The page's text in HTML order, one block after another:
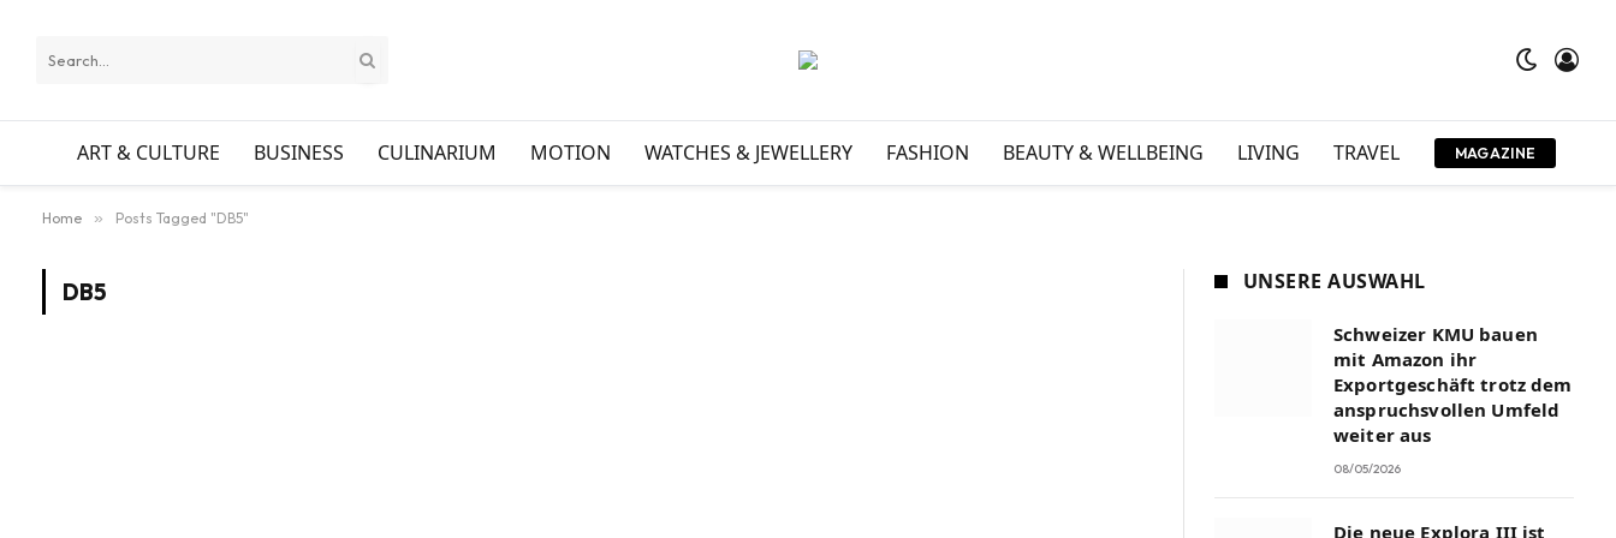
ART & CULTURE BUSINESS CULINARIUM MOTION WATCHES & JEWELLERY FASHION BEAUTY & WELLBEING LIVING TRAVEL MAGAZINE
Home » Posts Tagged "DB5"
DB5 UNSERE AUSWAHL
Schweizer KMU bauen
mit Amazon ihr
Exportgeschäft trotz dem
anspruchsvollen Umfeld
weiter aus
08/05/2026
Die neue Explora III ist